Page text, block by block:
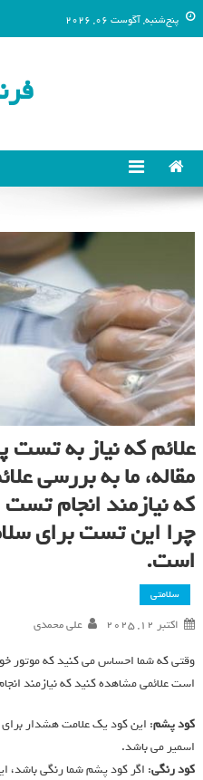
پنج‌شنبه, آگوست 06, 2026
علائم که نیاز به تست
مقاله، ما به بررسی
که نیازمند انجام
چرا این تست برای
است.
سلامتی
اکتبر 12, 2025 علی محمدی
وقتی که شما احساس می کنید که موتور
است علائمی مشاهده کنید که نیازمند
کود پشم: این کود یک علامت هشدار
اسمیر می باشد.
کود رنگی: اگر کود پشم شما رنگی باشد،